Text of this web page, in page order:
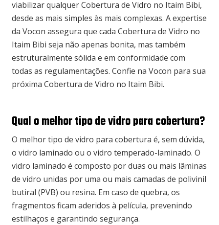
viabilizar qualquer Cobertura de Vidro no Itaim Bibi,
desde as mais simples às mais complexas. A expertise
da Vocon assegura que cada Cobertura de Vidro no
Itaim Bibi seja não apenas bonita, mas também
estruturalmente sólida e em conformidade com
todas as regulamentações. Confie na Vocon para sua
próxima Cobertura de Vidro no Itaim Bibi.
Qual o melhor tipo de vidro para cobertura?
O melhor tipo de vidro para cobertura é, sem dúvida,
o vidro laminado ou o vidro temperado-laminado. O
vidro laminado é composto por duas ou mais lâminas
de vidro unidas por uma ou mais camadas de polivinil
butiral (PVB) ou resina. Em caso de quebra, os
fragmentos ficam aderidos à película, prevenindo
estilhaços e garantindo segurança.